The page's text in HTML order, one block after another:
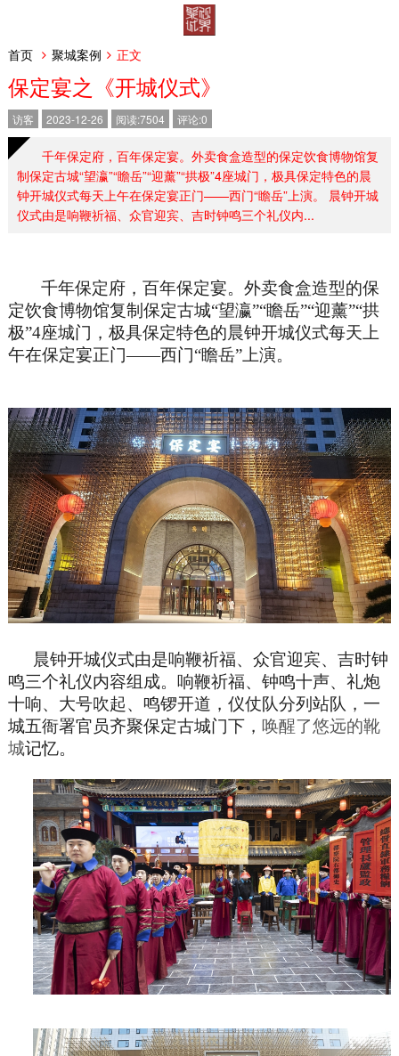
首页 聚城案例 正文
保定宴之《开城仪式》
访客 2023-12-26 阅读:7504 评论:0
千年保定府，百年保定宴。外卖食盒造型的保定饮食博物馆复
制保定古城“望瀛”“瞻岳”“迎薰”“拱极”4座城门，极具保定特色的晨
钟开城仪式每天上午在保定宴正门——西门“瞻岳”上演。 晨钟开城
仪式由是响鞭祈福、众官迎宾、吉时钟鸣三个礼仪内...
千年保定府，百年保定宴。外卖食盒造型的保
定饮食博物馆复制保定古城“望瀛”“瞻岳”“迎薰”“拱
极”4座城门，极具保定特色的晨钟开城仪式每天上
午在保定宴正门——西门“瞻岳”上演。
晨钟开城仪式由是响鞭祈福、众官迎宾、吉时钟
鸣三个礼仪内容组成。响鞭祈福、钟鸣十声、礼炮
十响、大号吹起、鸣锣开道，仪仗队分列站队，一
城五衙署官员齐聚保定古城门下， 唤醒了悠远的靴
城记忆。